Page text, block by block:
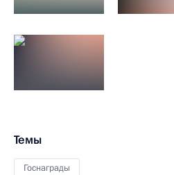
Темы
Госнаграды